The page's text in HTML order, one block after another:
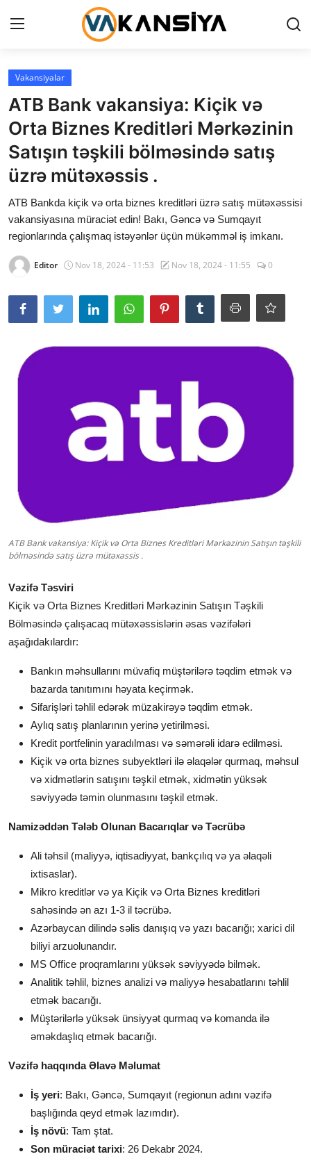
Login
Ana səhifə
Vakansiyalar
Maliyyə
Əlaqə
Xəbərlər
Vakansiyalar
ATB Bank vakansiya: Kiçik və
Orta Biznes Kreditləri Mərkəzinin
Satışın təşkili bölməsində satış
üzrə mütəxəssis .
ATB Bankda kiçik və orta biznes kreditləri üzrə satış mütəxəssisi
vakansiyasına müraciət edin! Bakı, Gəncə və Sumqayıt
regionlarında çalışmaq istəyənlər üçün mükəmməl iş imkanı.
Editor Nov 18, 2024 - 11:53 Nov 18, 2024 - 11:55 0
ATB Bank vakansiya: Kiçik və Orta Biznes Kreditləri Mərkəzinin Satışın təşkili
bölməsində satış üzrə mütəxəssis .
Vəzifə Təsviri
Kiçik və Orta Biznes Kreditləri Mərkəzinin Satışın Təşkili
Bölməsində çalışacaq mütəxəssislərin əsas vəzifələri
aşağıdakılardır:
Bankın məhsullarını müvafiq müştərilərə təqdim etmək və
bazarda tanıtımını həyata keçirmək.
Sifarişləri təhlil edərək müzakirəyə təqdim etmək.
Aylıq satış planlarının yerinə yetirilməsi.
Kredit portfelinin yaradılması və səmərəli idarə edilməsi.
Kiçik və orta biznes subyektləri ilə əlaqələr qurmaq, məhsul
və xidmətlərin satışını təşkil etmək, xidmətin yüksək
səviyyədə təmin olunmasını təşkil etmək.
Namizəddən Tələb Olunan Bacarıqlar və Təcrübə
Ali təhsil (maliyyə, iqtisadiyyat, bankçılıq və ya əlaqəli
ixtisaslar).
Mikro kreditlər və ya Kiçik və Orta Biznes kreditləri
sahəsində ən azı 1-3 il təcrübə.
Azərbaycan dilində səlis danışıq və yazı bacarığı; xarici dil
biliyi arzuolunandır.
MS Office proqramlarını yüksək səviyyədə bilmək.
Analitik təhlil, biznes analizi və maliyyə hesabatlarını təhlil
etmək bacarığı.
Müştərilərlə yüksək ünsiyyət qurmaq və komanda ilə
əməkdaşlıq etmək bacarığı.
Vəzifə haqqında Əlavə Məlumat
İş yeri: Bakı, Gəncə, Sumqayıt (regionun adını vəzifə
başlığında qeyd etmək lazımdır).
İş növü: Tam ştat.
Son müraciət tarixi: 26 Dekabr 2024.